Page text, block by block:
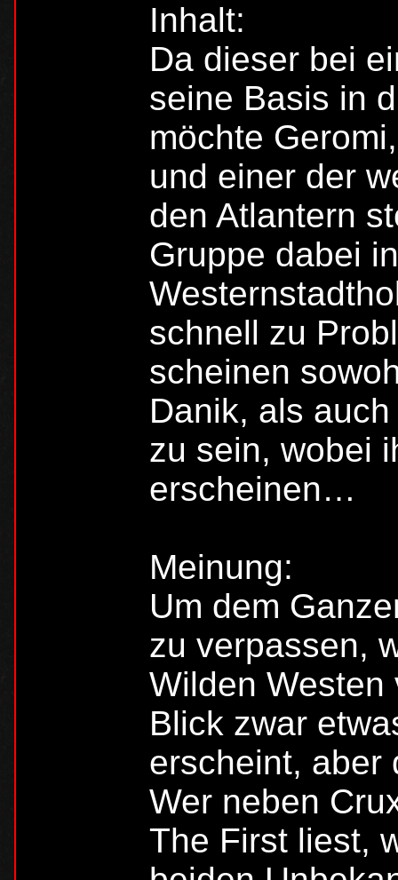
Inhalt:
Da dieser bei
seine Basis in
möchte
und einer der
den Atlantern
Gruppe dabei
schnell zu
scheinen
Danik, als
zu sein, wobei
erscheinen…
Meinung:
Um dem
zu verpassen,
Wilden Westen
Blick zwar
erscheint, aber
Wer neben
The First liest,